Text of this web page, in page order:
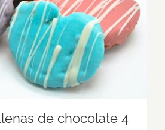
de chocolate 4